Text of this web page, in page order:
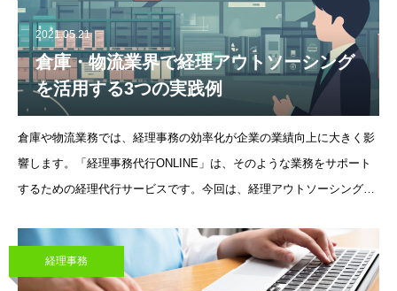
2021.05.21
倉庫・物流業界で経理アウトソーシング
を活用する3つの実践例
倉庫や物流業務では、経理事務の効率化が企業の業績向上に大きく影
響します。「経理事務代行ONLINE」は、そのような業務をサポート
するための経理代行サービスです。今回は、経理アウトソーシングを
的に掘り下げます。
経理事務